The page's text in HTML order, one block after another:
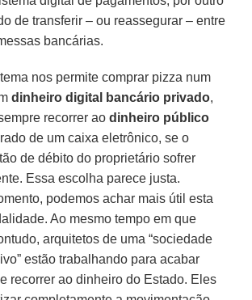
de transferir – ou reassegurar – entre
bancárias.
nos permite comprar pizza num
dinheiro digital bancário privado,
recorrer aodinheiro público
de um caixa eletrônico, se o
de débito do proprietário sofrer
Essa escolha parece justa.
podemos achar mais útil esta
Ao mesmo tempo em que
arquitetos de uma “sociedade
estão trabalhando para acabar
recorrer ao dinheiro do Estado. Eles